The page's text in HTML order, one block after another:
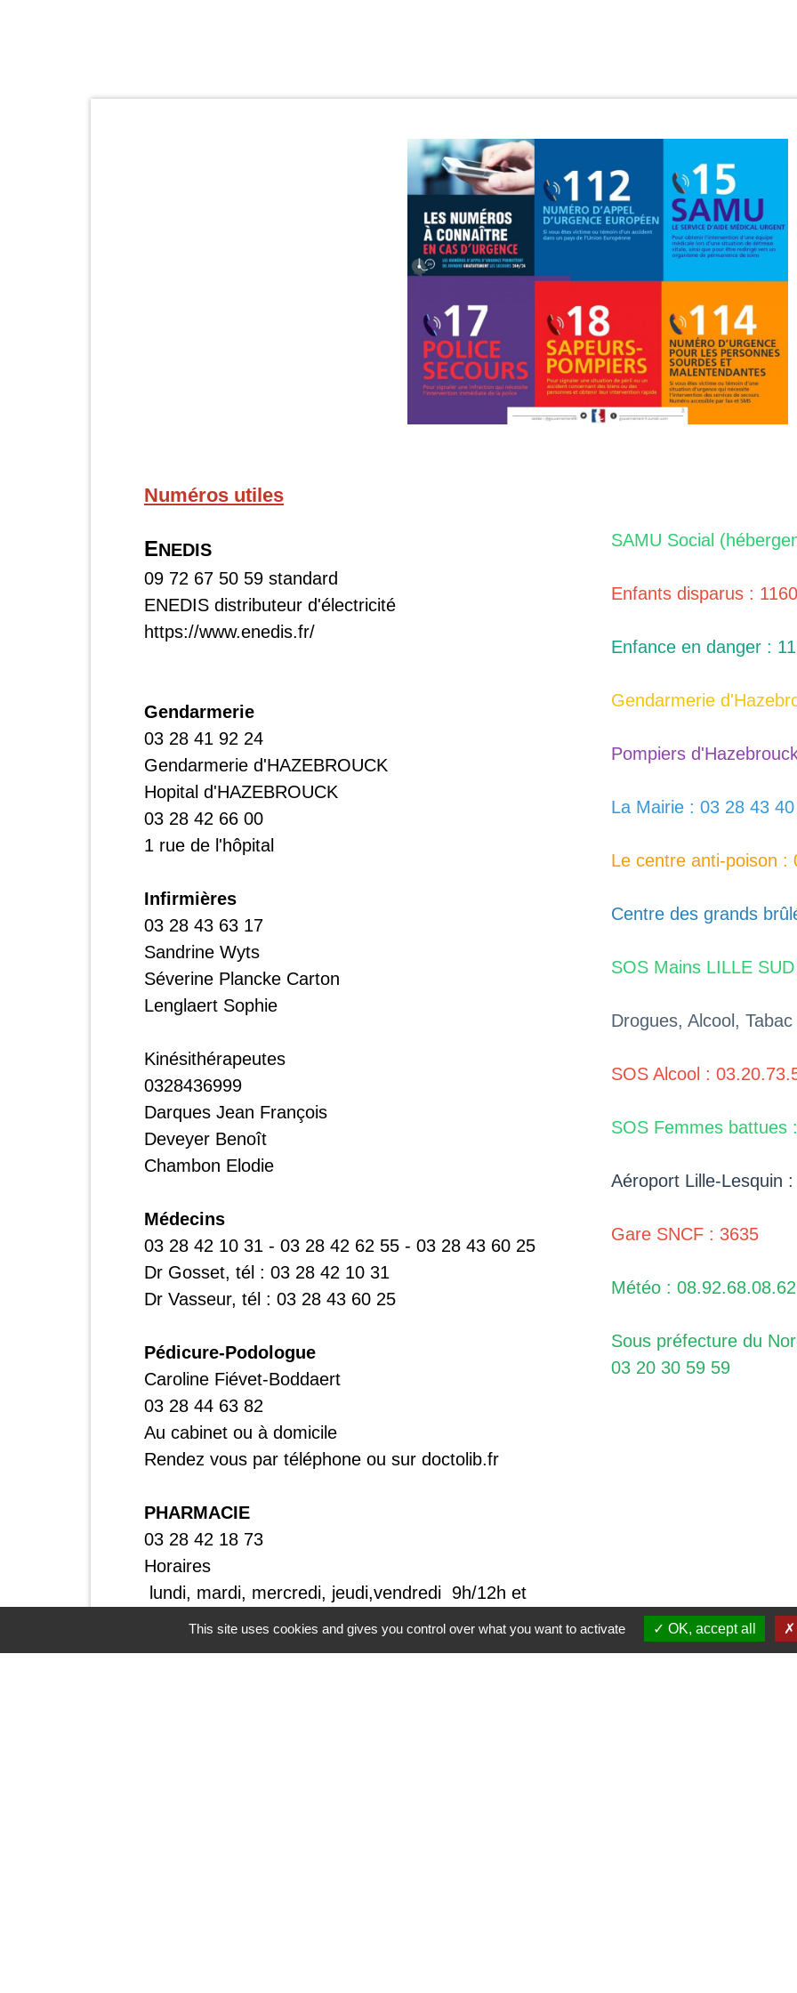
Numéros utiles
ENEDIS
09 72 67 50 59 standard
ENEDIS distributeur d'électricité
https://www.enedis.fr/
Gendarmerie
03 28 41 92 24
Gendarmerie d'HAZEBROUCK
Hopital d'HAZEBROUCK
03 28 42 66 00
1 rue de l'hôpital
Infirmières
03 28 43 63 17
Sandrine Wyts
Séverine Plancke Carton
Lenglaert Sophie
Kinésithérapeutes
0328436999
Darques Jean François
Deveyer Benoît
Chambon Elodie
Médecins
03 28 42 10 31 - 03 28 42 62 55 - 03 28 43 60 25
Dr Gosset, tél : 03 28 42 10 31
Dr Vasseur, tél : 03 28 43 60 25
Pédicure-Podologue
Caroline Fiévet-Boddaert
03 28 44 63 82
Au cabinet ou à domicile
Rendez vous par téléphone ou sur doctolib.fr
PHARMACIE
03 28 42 18 73
Horaires
lundi, mardi, mercredi, jeudi,vendredi 9h/12h et
14h30/19h30
SAMU Social
Enfants disparus :
Enfance en danger :
Gendarmerie
Pompiers
La Mairie : 03 28 43
Le centre anti-poison :
Centre des grands
SOS Mains LILLE
Drogues, Alcool,
SOS Alcool :
SOS Femmes battues
Aéroport Lille-Lesquin
Gare SNCF : 3635
Météo : 08.92.68.08.62
Sous préfecture du
03 20 30 59 59
This site uses cookies and gives you control over what you want to activate OK, accept all